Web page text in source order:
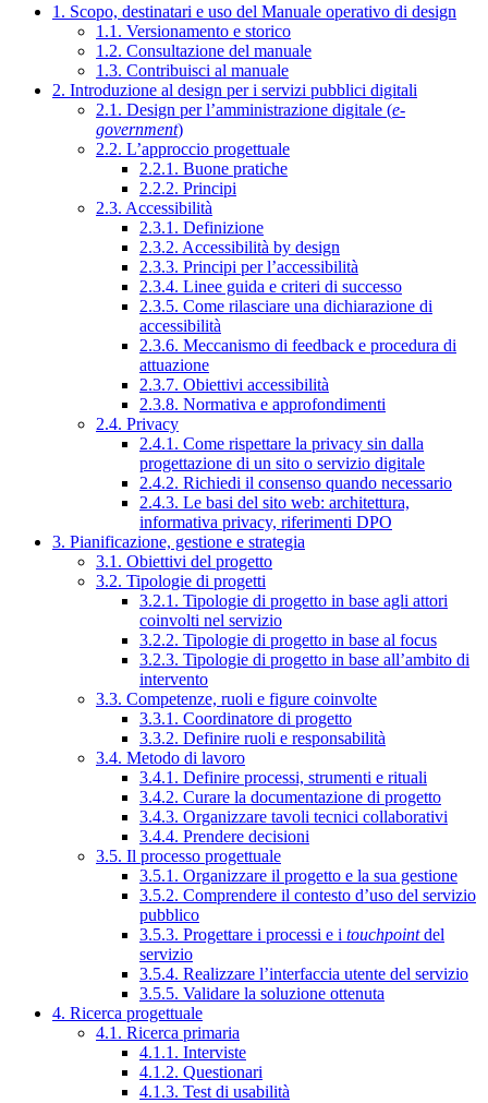
1. Scopo, destinatari e uso del Manuale operativo di design
1.1. Versionamento e storico
1.2. Consultazione del manuale
1.3. Contribuisci al manuale
2. Introduzione al design per i servizi pubblici digitali
2.1. Design per l’amministrazione digitale (e-
government)
2.2. L’approccio progettuale
2.2.1. Buone pratiche
2.2.2. Principi
2.3. Accessibilità
2.3.1. Definizione
2.3.2. Accessibilità by design
2.3.3. Principi per l’accessibilità
2.3.4. Linee guida e criteri di successo
2.3.5. Come rilasciare una dichiarazione di
accessibilità
2.3.6. Meccanismo di feedback e procedura di
attuazione
2.3.7. Obiettivi accessibilità
2.3.8. Normativa e approfondimenti
2.4. Privacy
2.4.1. Come rispettare la privacy sin dalla
progettazione di un sito o servizio digitale
2.4.2. Richiedi il consenso quando necessario
2.4.3. Le basi del sito web: architettura,
informativa privacy, riferimenti DPO
3. Pianificazione, gestione e strategia
3.1. Obiettivi del progetto
3.2. Tipologie di progetti
3.2.1. Tipologie di progetto in base agli attori
coinvolti nel servizio
3.2.2. Tipologie di progetto in base al focus
3.2.3. Tipologie di progetto in base all’ambito di
intervento
3.3. Competenze, ruoli e figure coinvolte
3.3.1. Coordinatore di progetto
3.3.2. Definire ruoli e responsabilità
3.4. Metodo di lavoro
3.4.1. Definire processi, strumenti e rituali
3.4.2. Curare la documentazione di progetto
3.4.3. Organizzare tavoli tecnici collaborativi
3.4.4. Prendere decisioni
3.5. Il processo progettuale
3.5.1. Organizzare il progetto e la sua gestione
3.5.2. Comprendere il contesto d’uso del servizio
pubblico
3.5.3. Progettare i processi e i touchpointdel
servizio
3.5.4. Realizzare l’interfaccia utente del servizio
3.5.5. Validare la soluzione ottenuta
4. Ricerca progettuale
4.1. Ricerca primaria
4.1.1. Interviste
4.1.2. Questionari
4.1.3. Test di usabilità